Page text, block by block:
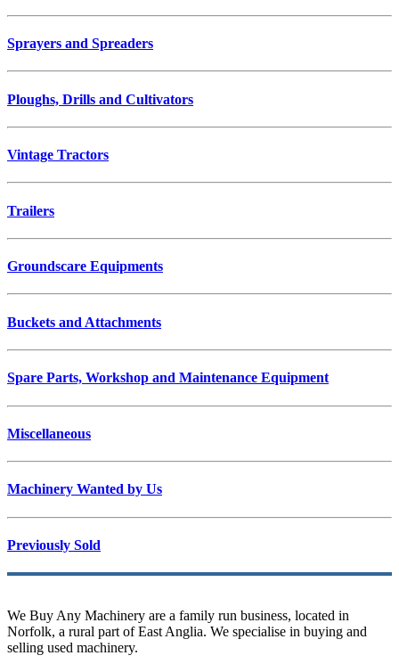
Sprayers and Spreaders
Ploughs, Drills and Cultivators
Vintage Tractors
Trailers
Groundscare Equipments
Buckets and Attachments
Spare Parts, Workshop and Maintenance Equipment
Miscellaneous
Machinery Wanted by Us
Previously Sold
We Buy Any Machinery are a family run business, located in
Norfolk, a rural part of East Anglia. We specialise in buying and
selling used machinery.